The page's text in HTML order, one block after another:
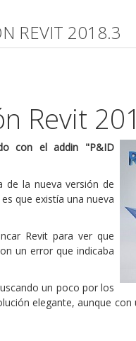
REVIT 2018.3
Revit
con el addin "P&ID
de la nueva versión de
que existía una nueva
Revit para ver que
un error que indicaba
un poco por los
elegante, aunque